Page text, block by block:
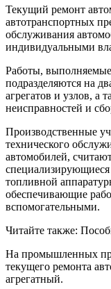
Текущий ремонт
автотранспортных
обслуживания
индивидуальными
Работы,
подразделяются на
агрегатов и узлов, а
неисправностей и
Производственные
технического
автомобилей,
топливной
обеспечивающие
вспомогательными.
Читайте также:
На промышленных
текущего ремонта
агрегатный.